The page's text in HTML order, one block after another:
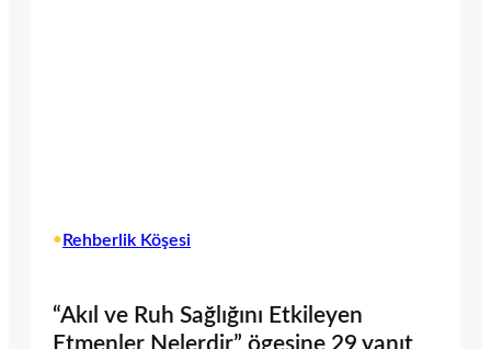
• Rehberlik Köşesi
“Akıl ve Ruh Sağlığını Etkileyen
Etmenler Nelerdir” ögesine 29 yanıt